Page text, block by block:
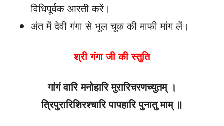
विधिपूर्वक आरती करें।
अंत में देवी गंगा से भूल चूक की माफी मांग लें।
श्री गंगा जी की स्तुति
गांगं वारि मनोहारि मुरारिचरणच्युतम् ।
त्रिपुरारिशिरश्चारि पापहारि पुनातु माम् ॥